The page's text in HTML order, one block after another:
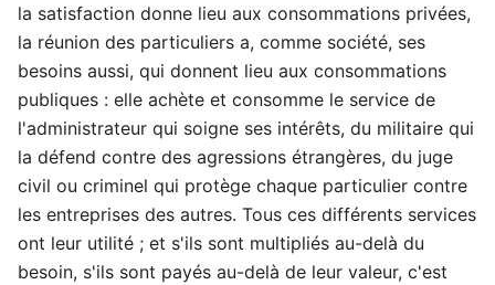
la satisfaction donne lieu aux consommations privées,
la réunion des particuliers a, comme société, ses
besoins aussi, qui donnent lieu aux consommations
publiques : elle achète et consomme le service de
l'administrateur qui soigne ses intérêts, du militaire qui
la défend contre des agressions étrangères, du juge
civil ou criminel qui protège chaque particulier contre
les entreprises des autres. Tous ces différents services
ont leur utilité ; et s'ils sont multipliés au-delà du
besoin, s'ils sont payés au-delà de leur valeur, c'est